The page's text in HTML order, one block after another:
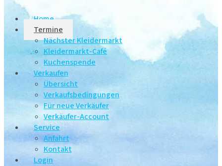
Home
Termine
Nächster Kleidermarkt
Kleidermarkt-Café
Kuchenspende
Verkaufen
Übersicht
Verkaufsbedingungen
Für neue Verkäufer
Verkäufer-Account
Service
Anfahrt
Kontakt
Login